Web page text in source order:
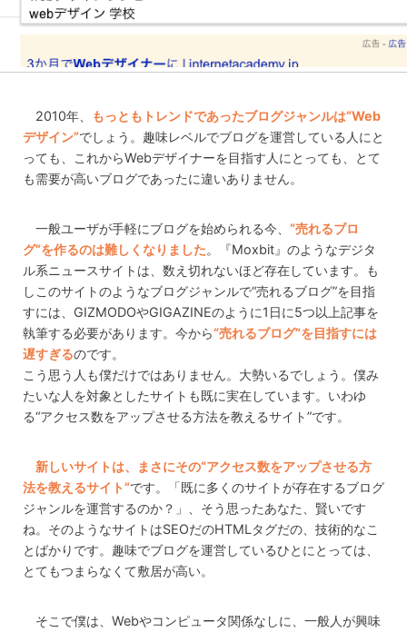
2010年、 もっともトレンドであったブログジャンルは“Web
デザイン”でしょう。趣味レベルでブログを運営している人にと
っても、これからWebデザイナーを目指す人にとっても、とて
も需要が高いブログであったに違いありません。
一般ユーザが手軽にブログを始められる今、“売れるブロ
グ”を作るのは難しくなりました。『Moxbit』のようなデジタ
ル系ニュースサイトは、数え切れないほど存在しています。も
しこのサイトのようなブログジャンルで“売れるブログ”を目指
すには、GIZMODOやGIGAZINEのように1日に5つ以上記事を
執筆する必要があります。今から“売れるブログ”を目指すには
遅すぎるのです。
こう思う人も僕だけではありません。大勢いるでしょう。僕み
たいな人を対象としたサイトも既に実在しています。いわゆ
る“アクセス数をアップさせる方法を教えるサイト”です。
新しいサイトは、まさにその“アクセス数をアップさせる方
法を教えるサイト”です。「既に多くのサイトが存在するブログ
ジャンルを運営するのか？」、そう思ったあなた、賢いです
ね。そのようなサイトはSEOだのHTMLタグだの、技術的なこ
とばかりです。趣味でブログを運営しているひとにとっては、
とてもつまらなくて敷居が高い。
そこで僕は、Webやコンピュータ関係なしに、一般人が興味